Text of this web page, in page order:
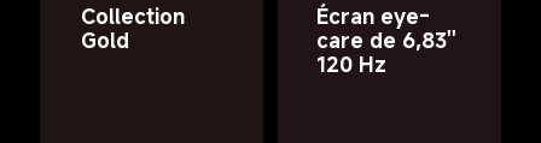
Collection
Gold
Écran eye-
care de 6,83''
120 Hz